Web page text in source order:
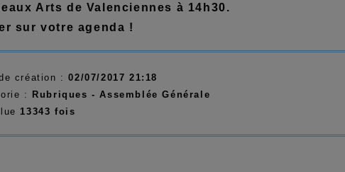
Arts de Valenciennes à 14h30.
sur votre agenda !
création :02/07/2017 21:18
:
Rubriques -Assemblée Générale
lue13343 fois